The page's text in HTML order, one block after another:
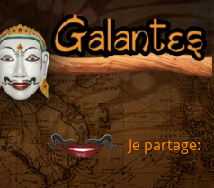
Je partage: